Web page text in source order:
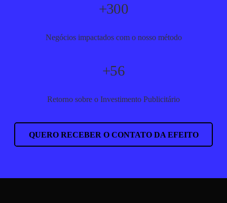
+300
Negócios impactados com o nosso método
+56
Retorno sobre o Investimento Publicitário
QUERO RECEBER O CONTATO DA EFEITO